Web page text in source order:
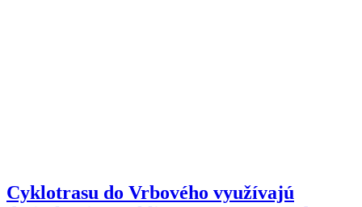
Cyklotrasu do Vrbového využívajú